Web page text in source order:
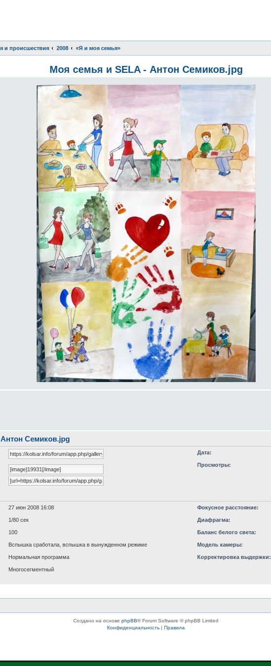
и происшествия 2008 «Я и моя семья»
Моя семья и SELA - Антон Семиков.jpg
Семиков.jpg
Дата:
Просмотры:
27 июн 2008 16:08 Фокусное расстояние:
1/80 сек Диафрагма:
100 Баланс белого света:
Вспышка сработала, вспышка в вынужденном режиме Модель камеры:
Нормальная программа Корректировка выдержки:
Многосегментный
Создано на основеphpBB® Forum Software © phpBB Limited
Конфиденциальность |Правила